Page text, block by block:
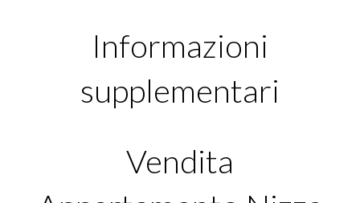
Informazioni
supplementari
Vendita